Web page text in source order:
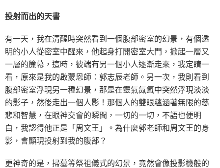
投射而出的天書
有一天，我在清醒時突然看到一個腹部密室的幻景，有個透
明的小人從密室中醒來，他起身打開密室大門，掀起一層又
一層的簾幕，這時，彼端有另一個小人逐漸走來，我定睛一
看，原來是我的啟蒙恩師：郭志辰老師。另一次，我則看到
腹部密室浮現另一種幻景，那是在靈氣氤氳中突然浮現淡淡
的影子，然後走出一個人影！那個人的雙眼蘊涵著無限的慈
悲和智慧，在眼神交會的瞬間，一切的一切，不語也便明
白，我認得他正是「周文王」。為什麼郭老師和周文王的身
影，會顯現投射到我的腹部？
更神奇的是，掃墓等祭祖儀式的幻景，竟然會像投影機般的